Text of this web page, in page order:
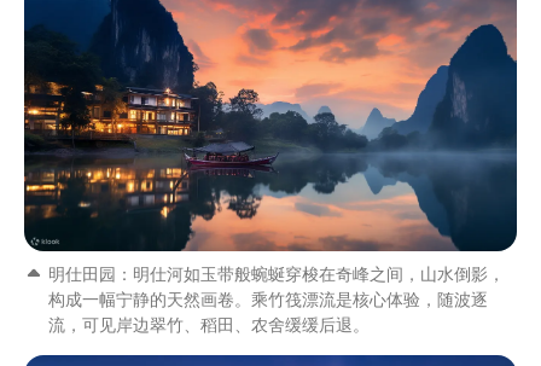
明仕田园：明仕河如玉带般蜿蜒穿梭在奇峰之间，山水倒影，
构成一幅宁静的天然画卷。乘竹筏漂流是核心体验，随波逐
流，可见岸边翠竹、稻田、农舍缓缓后退。